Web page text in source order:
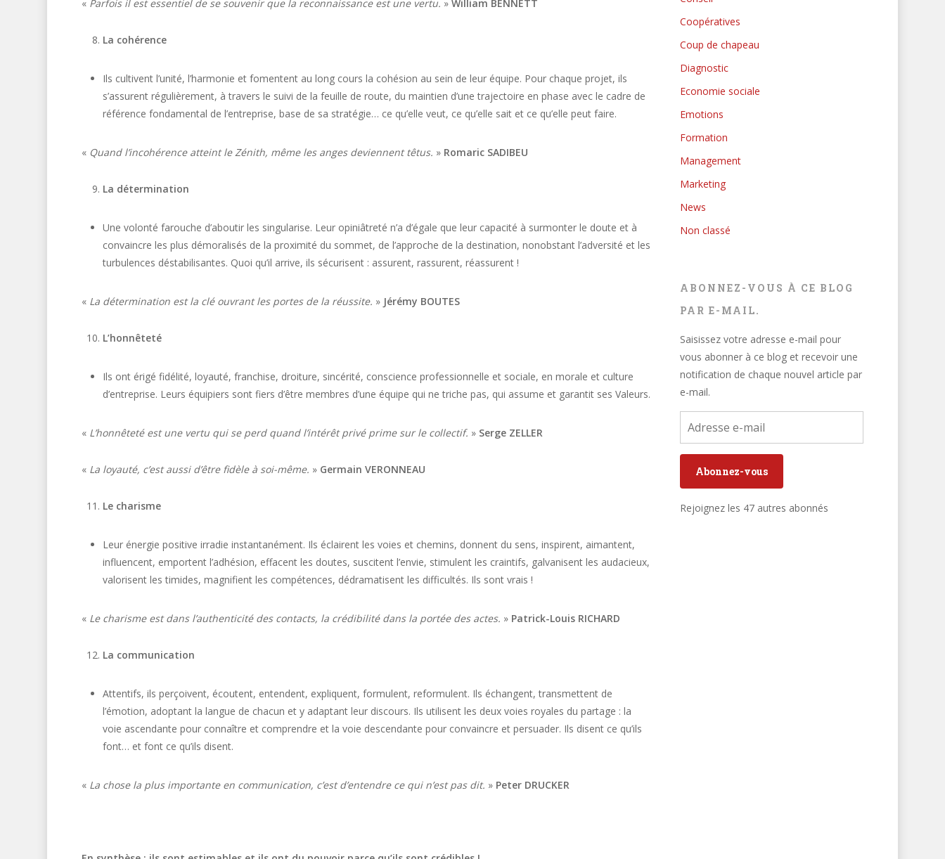
« Parfois il est essentiel de se souvenir que la reconnaissance est une vertu. » William BENNETT
La cohérence
Ils cultivent l’unité, l’harmonie et fomentent au long cours la cohésion au sein de leur équipe. Pour chaque projet, ils
s’assurent régulièrement, à travers le suivi de la feuille de route, du maintien d’une trajectoire en phase avec le cadre de
référence fondamental de l’entreprise, base de sa stratégie… ce qu’elle veut, ce qu’elle sait et ce qu’elle peut faire.
« Quand l’incohérence atteint le Zénith, même les anges deviennent têtus. » Romaric SADIBEU
La détermination
Une volonté farouche d’aboutir les singularise. Leur opiniâtreté n’a d’égale que leur capacité à surmonter le doute et à
convaincre les plus démoralisés de la proximité du sommet, de l’approche de la destination, nonobstant l’adversité et les
turbulences déstabilisantes. Quoi qu’il arrive, ils sécurisent : assurent, rassurent, réassurent !
« La détermination est la clé ouvrant les portes de la réussite. » Jérémy BOUTES
L’honnêteté
Ils ont érigé fidélité, loyauté, franchise, droiture, sincérité, conscience professionnelle et sociale, en morale et culture
d’entreprise. Leurs équipiers sont fiers d’être membres d’une équipe qui ne triche pas, qui assume et garantit ses Valeurs.
« L’honnêteté est une vertu qui se perd quand l’intérêt privé prime sur le collectif. » Serge ZELLER
« La loyauté, c’est aussi d’être fidèle à soi-même. » Germain VERONNEAU
Le charisme
Leur énergie positive irradie instantanément. Ils éclairent les voies et chemins, donnent du sens, inspirent, aimantent,
influencent, emportent l’adhésion, effacent les doutes, suscitent l’envie, stimulent les craintifs, galvanisent les audacieux,
valorisent les timides, magnifient les compétences, dédramatisent les difficultés. Ils sont vrais !
« Le charisme est dans l’authenticité des contacts, la crédibilité dans la portée des actes. » Patrick-Louis RICHARD
La communication
Attentifs, ils perçoivent, écoutent, entendent, expliquent, formulent, reformulent. Ils échangent, transmettent de
l’émotion, adoptant la langue de chacun et y adaptant leur discours. Ils utilisent les deux voies royales du partage : la
voie ascendante pour connaître et comprendre et la voie descendante pour convaincre et persuader. Ils disent ce qu’ils
font… et font ce qu’ils disent.
« La chose la plus importante en communication, c’est d’entendre ce qui n’est pas dit. » Peter DRUCKER
Coopératives
Coup de chapeau
Diagnostic
Economie sociale
Emotions
Formation
Management
Marketing
News
Non classé
ABONNEZ-VOUS À CE BLOG
PAR E-MAIL.
Saisissez votre adresse e-mail pour
vous abonner à ce blog et recevoir une
notification de chaque nouvel article par
e-mail.
mail
Abonnez-vous
Rejoignez les 47 autres abonnés